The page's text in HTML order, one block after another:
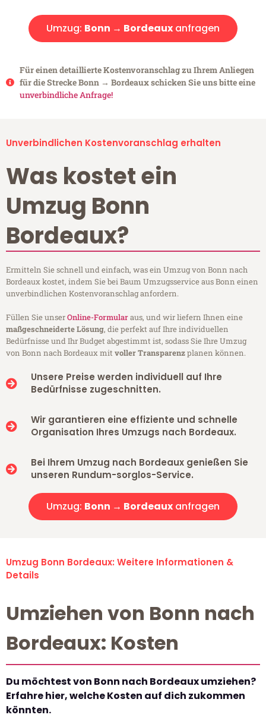
Umzug: Bonn → Bordeaux anfragen
Für einen detaillierte Kostenvoranschlag zu Ihrem Anliegen
für die Strecke Bonn → Bordeaux schicken Sie uns bitte eine
unverbindliche Anfrage!
Unverbindlichen Kostenvoranschlag erhalten
Was kostet ein
Umzug Bonn
Bordeaux?
Ermitteln Sie schnell und einfach, was ein Umzug von Bonn nach
Bordeaux kostet, indem Sie bei Baum Umzugsservice aus Bonn einen
unverbindlichen Kostenvoranschlag anfordern.
Füllen Sie unserOnline-Formularaus, und wir liefern Ihnen eine
maßgeschneiderte Lösung, die perfekt auf Ihre individuellen
Bedürfnisse und Ihr Budget abgestimmt ist, sodass Sie Ihre Umzug
von Bonn nach Bordeaux mitvoller Transparenzplanen können.
Unsere Preise werden individuell auf Ihre
Bedürfnisse zugeschnitten.
Wir garantieren eine effiziente und schnelle
Organisation Ihres Umzugs nach Bordeaux.
Bei Ihrem Umzug nach Bordeaux genießen Sie
unseren Rundum-sorglos-Service.
Umzug: Bonn → Bordeaux anfragen
Umzug Bonn Bordeaux: Weitere Informationen &
Details
Umziehen von Bonn nach
Bordeaux: Kosten
Du möchtest von Bonn nach Bordeaux umziehen?
Erfahre hier, welche Kosten auf dich zukommen
könnten.